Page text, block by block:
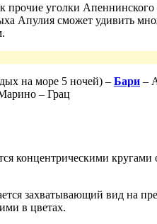
прочие уголки
Апулия сможет удивить
на море 5 ночей) – Бари –
– Грац
концентрическими кругами
захватывающий вид на
в цветах.